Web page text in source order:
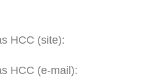
HCC (site):
HCC (e-mail):